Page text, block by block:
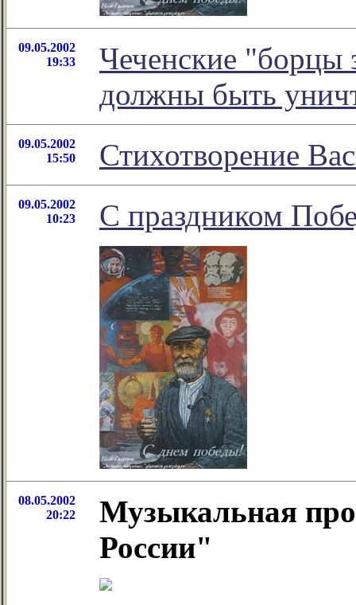
09.05.2002
19:33
Чеченские "борцы
должны быть
09.05.2002
15:50
Стихотворение
09.05.2002
10:23
С праздником
08.05.2002
20:22
Музыкальная
России"